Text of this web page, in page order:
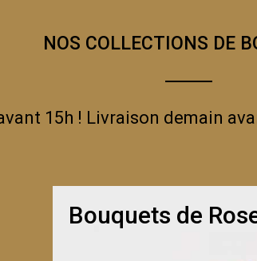
NOS COLLECTIONS DE
15h ! Livraison demain
Bouquets de